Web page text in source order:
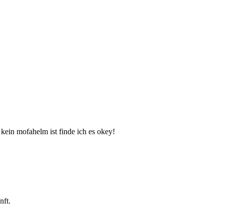
mofahelm ist finde ich es okey!